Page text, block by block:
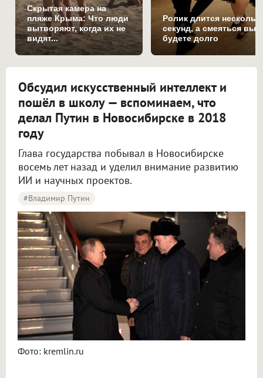
Скрытая камера на
пляже Крыма: Что люди
вытворяют, когда их не
видят...
Ролик длится
секунд, а смеяться вы
будете долго
Обсудил искусственный интеллект и
пошёл в школу — вспоминаем, что
делал Путин в Новосибирске в 2018
году
Глава государства побывал в Новосибирске
восемь лет назад и уделил внимание развитию
ИИ и научных проектов.
#Владимир Путин
Фото: kremlin.ru